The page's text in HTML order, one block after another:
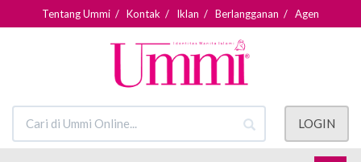
Tentang Ummi / Kontak / Iklan / Berlangganan / Agen
LOGIN